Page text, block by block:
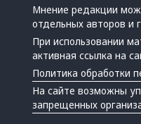
Мнение редакции
отдельных авторов и
При использовании
активная ссылка на
Политика обработки
На сайте возможны
запрещенных